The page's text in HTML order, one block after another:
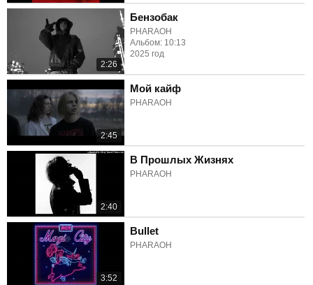
2:26
Бензобак
PHARAOH
Альбом: 10:13
2025 год
2:45
Мой кайф
PHARAOH
2:40
В Прошлых Жизнях
PHARAOH
3:52
Bullet
PHARAOH